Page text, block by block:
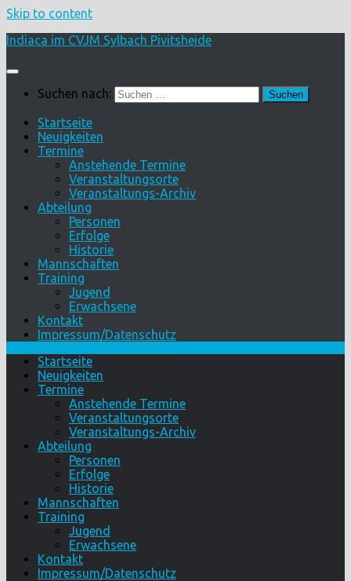
Skip to content
Indiaca im CVJM Sylbach Pivitsheide
Suchen nach:
Startseite
Neuigkeiten
Termine
Anstehende Termine
Veranstaltungsorte
Veranstaltungs-Archiv
Abteilung
Personen
Erfolge
Historie
Mannschaften
Training
Jugend
Erwachsene
Kontakt
Impressum/Datenschutz
Startseite
Neuigkeiten
Termine
Anstehende Termine
Veranstaltungsorte
Veranstaltungs-Archiv
Abteilung
Personen
Erfolge
Historie
Mannschaften
Training
Jugend
Erwachsene
Kontakt
Impressum/Datenschutz